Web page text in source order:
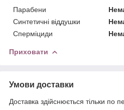
Парабени
Синтетичні віддушки
Сперміциди
Приховати
Умови доставки
Доставка здійснюється тільки по